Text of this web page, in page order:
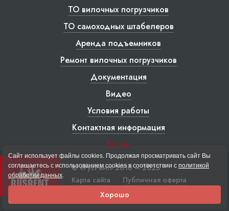
ТО вилочных погрузчиков
ТО самоходных штабелеров
Аренда подъемников
Ремонт вилочных погрузчиков
Документация
Видео
Условия работы
Контактная информация
Акции
© «РусРент» 2016 – 2023
Карта сайта
Публичная оферта
Сайт использует файлы cookies. Продолжая просматривать сайт Вы
соглашаетесь с использованием cookies в соответствии с политикой
обработки данных.
Хорошо